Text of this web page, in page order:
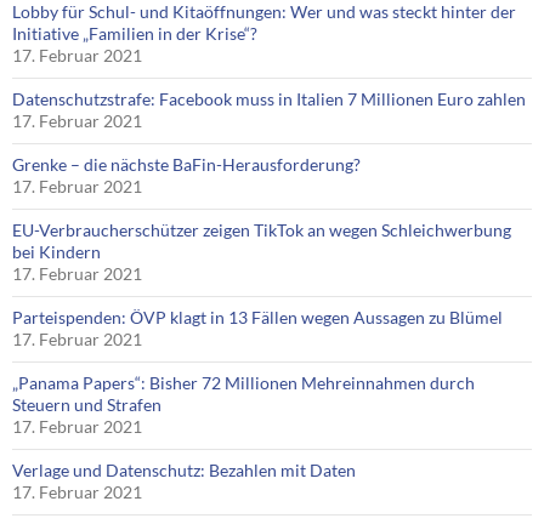
Lobby für Schul- und Kitaöffnungen: Wer und was steckt hinter der
Initiative „Familien in der Krise“?
17. Februar 2021
Datenschutzstrafe: Facebook muss in Italien 7 Millionen Euro zahlen
17. Februar 2021
Grenke – die nächste BaFin-Herausforderung?
17. Februar 2021
EU-Verbraucherschützer zeigen TikTok an wegen Schleichwerbung
bei Kindern
17. Februar 2021
Parteispenden: ÖVP klagt in 13 Fällen wegen Aussagen zu Blümel
17. Februar 2021
„Panama Papers“: Bisher 72 Millionen Mehreinnahmen durch
Steuern und Strafen
17. Februar 2021
Verlage und Datenschutz: Bezahlen mit Daten
17. Februar 2021